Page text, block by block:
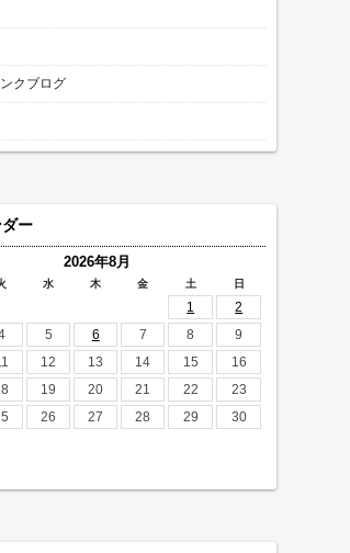
クブログ
ー
2026年8月
水 木 金 土 日
1
2
5 6 7 8
9
12 13 14 15
16
19 20 21 22
23
26 27 28 29
30